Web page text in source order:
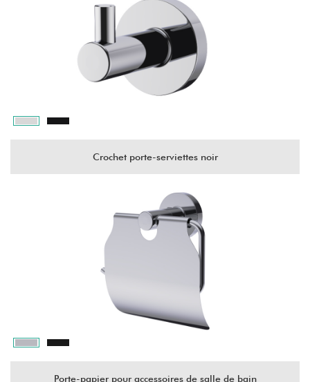
Crochet porte-serviettes noir
Porte-papier pour accessoires de salle de bain